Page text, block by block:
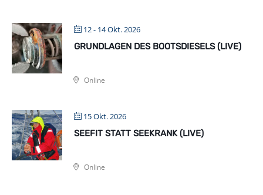
12 - 14 Okt. 2026
GRUNDLAGEN DES BOOTSDIESELS (LIVE)
Online
15 Okt. 2026
SEEFIT STATT SEEKRANK (LIVE)
Online